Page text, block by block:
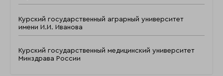
Курский государственный аграрный университет
имени И.И. Иванова
Курский государственный медицинский университет
Минздрава России